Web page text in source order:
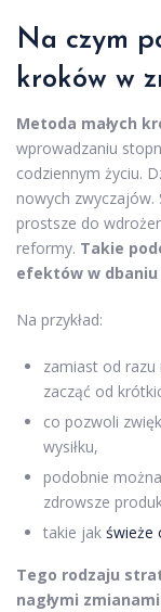
Na czym
kroków w
Metoda małych
wprowadzaniu
codziennym życiu.
nowych zwyczajów.
prostsze do
reformy. Takie
efektów w dbaniu
Na przykład:
zamiast od
zacząć od
co pozwoli
wysiłku,
podobnie
zdrowsze
takie jak świeże
Tego rodzaju
nagłymi